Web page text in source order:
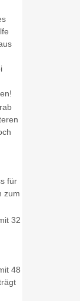
für
zum
32
48